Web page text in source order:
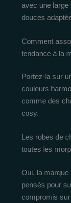
avec une large
douces
Comment
tendance à la
Portez-la sur
couleurs
comme des
cosy.
Les robes de
toutes les
Oui, la marque
pensés pour
compromis